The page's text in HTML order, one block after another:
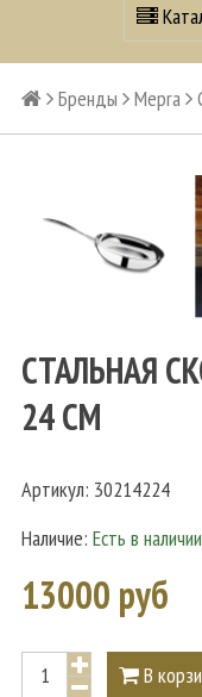
Бренды Mepra
СТАЛЬНАЯ
24 СМ
Артикул: 30214224
Наличие: Есть в наличии
13000 руб
В